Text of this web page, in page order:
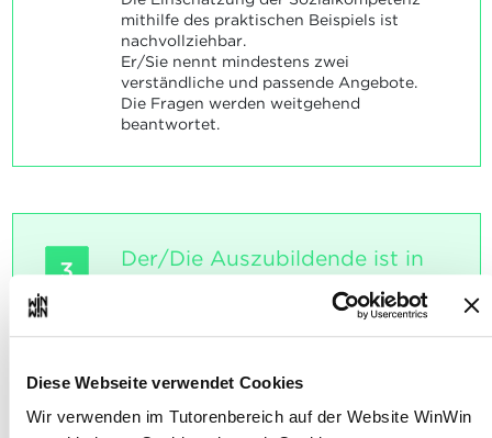
Diese Webseite verwendet Cookies
Wir verwenden im Tutorenbereich auf der Website WinWin
mithilfe des praktischen Beispiels ist
nachvollziehbar.
Er/Sie nennt mindestens zwei
verständliche und passende Angebote.
Die Fragen werden weitgehend
beantwortet.
3
Der/Die Auszubildende ist in
der Lage Informationen über
seine/ihre Adressatengruppe
zu sammeln, die
Gruppenzusammensetzung zu
Handlungsalternativen zu